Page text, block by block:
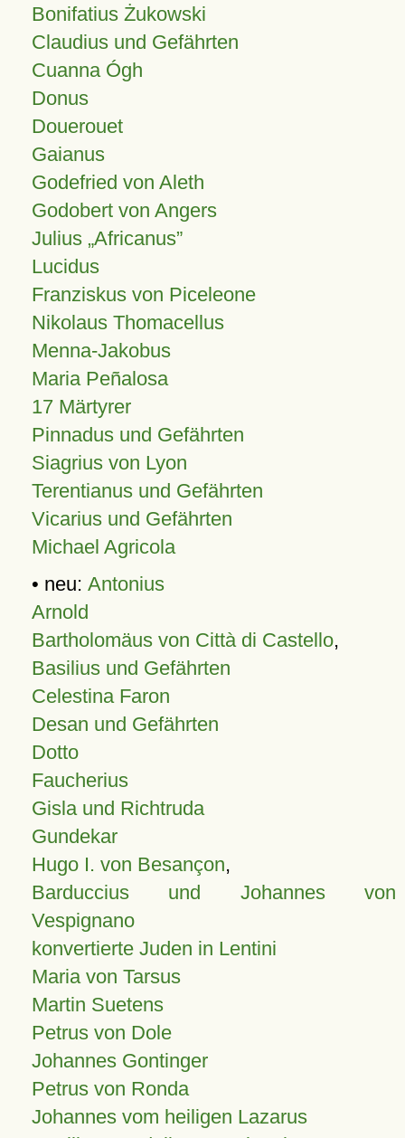
Bonifatius Żukowski
Claudius und Gefährten
Cuanna Ógh
Donus
Douerouet
Gaianus
Godefried von Aleth
Godobert von Angers
Julius Africanus
Lucidus
Franziskus von Piceleone
Nikolaus Thomacellus
Menna-Jakobus
Maria Peñalosa
17 Märtyrer
Pinnadus und Gefährten
Siagrius von Lyon
Terentianus und Gefährten
Vicarius und Gefährten
Michael Agricola
• neu: Antonius
Arnold
Bartholomäus von Città di Castello,
Basilius und Gefährten
Celestina Faron
Desan und Gefährten
Dotto
Faucherius
Gisla und Richtruda
Gundekar
Hugo I. von Besançon,
Barduccius und Johannes von
Vespignano
konvertierte Juden in Lentini
Maria von Tarsus
Martin Suetens
Petrus von Dole
Johannes Gontinger
Petrus von Ronda
Johannes vom heiligen Lazarus